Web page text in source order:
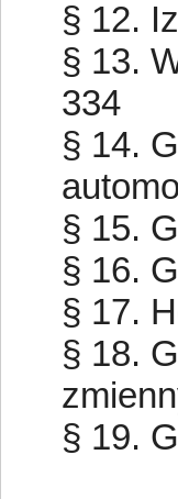
§ 12.
§ 13.
334
§ 14.
§ 15.
§ 16.
§ 17.
§ 18.
§ 19.